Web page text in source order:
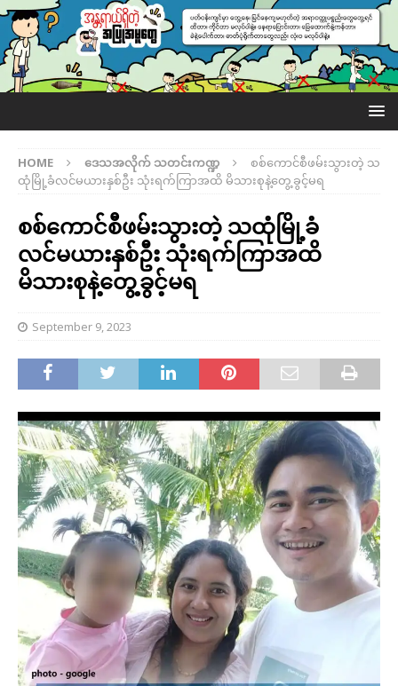
HOME ဒေသအလိုက် သတင်းကဏ္ဍ
စစ်ကောင်စီဖမ်းသွားတဲ့ သ
ထုံမြို့ခံလင်မယားနှစ်ဦး သုံးရက်ကြာအထိ မိသားစုနဲ့တွေ့ခွင့်မရ
စစ်ကောင်စီဖမ်းသွားတဲ့ သထုံမြို့ခံ
လင်မယားနှစ်ဦး သုံးရက်ကြာအထိ
မိသားစုနဲ့တွေ့ခွင့်မရ
September 9, 2023